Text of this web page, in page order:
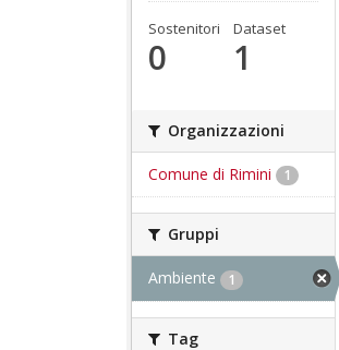
Sostenitori
0
Dataset
1
Organizzazioni
Comune di Rimini 1
Gruppi
Ambiente 1
Tag